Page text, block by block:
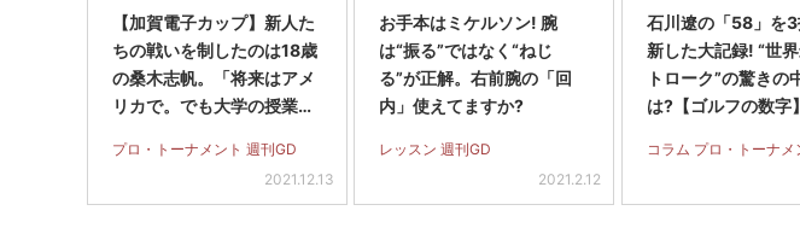
【加賀電子カップ】新人た
ちの戦いを制したのは18歳
の桑木志帆。「将来はアメ
リカで。でも大学の授業に
プロ・トーナメント 週刊GD
2021.12.13
お手本はミケルソン! 腕
は“振る”ではなく“ねじ
る”が正解。右前腕の「回
内」使えてますか?
レッスン 週刊GD
2021.2.12
石川遼の「58」を
新した大記録! “世
トローク”の驚きの
は?【ゴルフの数字】
コラム プロ・トーナメ